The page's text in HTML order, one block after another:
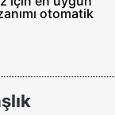
otomatik